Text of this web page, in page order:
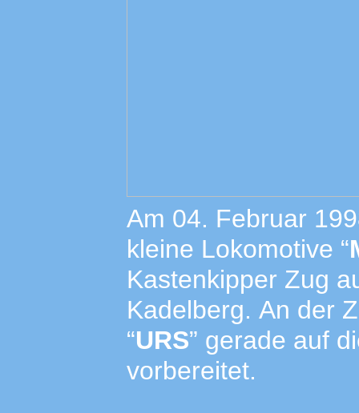
Am 04. Februar
kleine Lokomotive “
Kastenkipper Zug
Kadelberg. An der
“URS” gerade auf
vorbereitet.